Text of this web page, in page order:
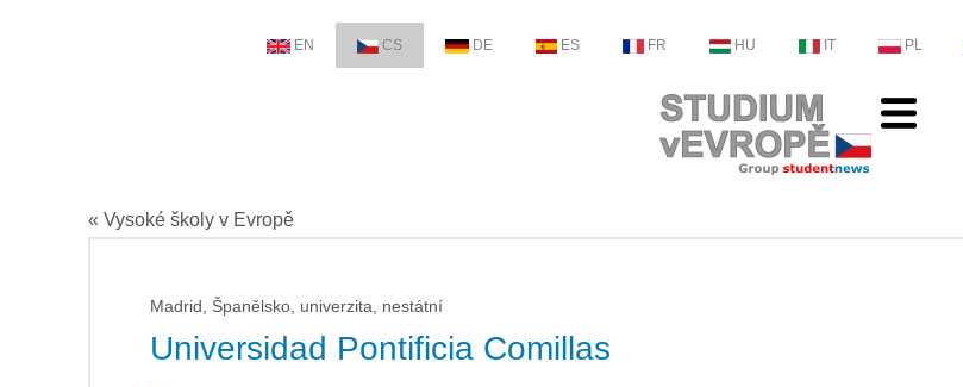
EN CS DE ES FR HU IT PL
« Vysoké školy v Evropě
Madrid, Španělsko, univerzita, nestátní
Universidad Pontificia Comillas